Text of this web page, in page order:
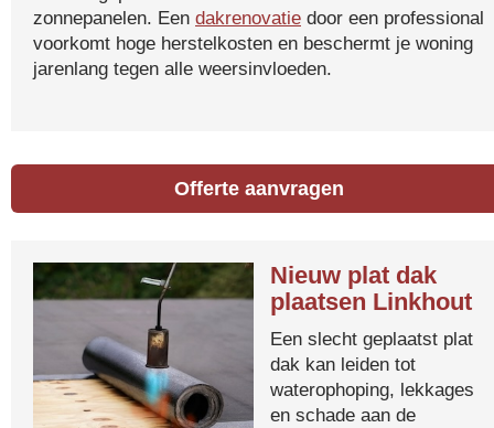
zonnepanelen. Een dakrenovatie door een professional
voorkomt hoge herstelkosten en beschermt je woning
jarenlang tegen alle weersinvloeden.
Offerte aanvragen
Nieuw plat dak
plaatsen Linkhout
Een slecht geplaatst plat
dak kan leiden tot
waterophoping, lekkages
en schade aan de